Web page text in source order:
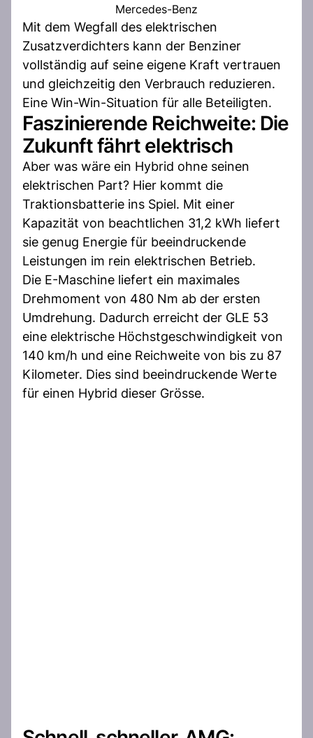
Mercedes-Benz
Mit dem Wegfall des elektrischen
Zusatzverdichters kann der Benziner
vollständig auf seine eigene Kraft vertrauen
und gleichzeitig den Verbrauch reduzieren.
Eine Win-Win-Situation für alle Beteiligten.
Faszinierende Reichweite: Die
Zukunft fährt elektrisch
Aber was wäre ein Hybrid ohne seinen
elektrischen Part? Hier kommt die
Traktionsbatterie ins Spiel. Mit einer
Kapazität von beachtlichen 31,2 kWh liefert
sie genug Energie für beeindruckende
Leistungen im rein elektrischen Betrieb.
Die E-Maschine liefert ein maximales
Drehmoment von 480 Nm ab der ersten
Umdrehung. Dadurch erreicht der GLE 53
eine elektrische Höchstgeschwindigkeit von
140 km/h und eine Reichweite von bis zu 87
Kilometer. Dies sind beeindruckende Werte
für einen Hybrid dieser Grösse.